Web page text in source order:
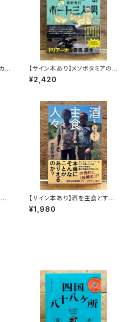
ナ
【サイン本あり】メソポタミアの
ボート三人男
¥2,420
【サイン本あり】酒を主食とする
人々 エチオピアの科学的秘境
を旅する
¥1,980